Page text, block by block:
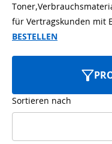
für Vertragskunden mit
BESTELLEN
Sortieren nach